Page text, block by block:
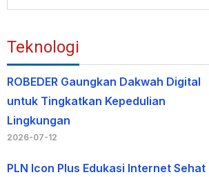
Teknologi
ROBEDER Gaungkan Dakwah Digital
untuk Tingkatkan Kepedulian
Lingkungan
2026-07-12
PLN Icon Plus Edukasi Internet Sehat